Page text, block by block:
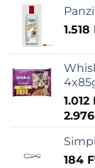
1.518
1.012
2.976
184